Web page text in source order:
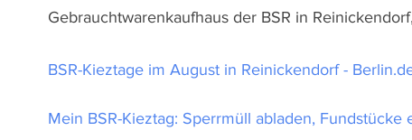
Gebrauchtwarenkaufhaus der BSR in
BSR-Kieztage im August in Reinickendorf -
Mein BSR-Kieztag: Sperrmüll abladen, Fundstücke